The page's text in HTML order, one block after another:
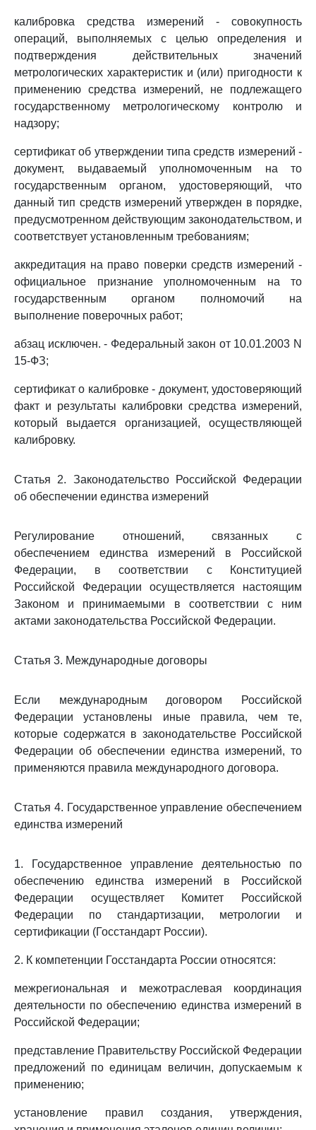
калибровка средства измерений - совокупность
операций, выполняемых с целью определения и
подтверждения действительных значений
метрологических характеристик и (или) пригодности к
применению средства измерений, не подлежащего
государственному метрологическому контролю и
надзору;
сертификат об утверждении типа средств измерений -
документ, выдаваемый уполномоченным на то
государственным органом, удостоверяющий, что
данный тип средств измерений утвержден в порядке,
предусмотренном действующим законодательством, и
соответствует установленным требованиям;
аккредитация на право поверки средств измерений -
официальное признание уполномоченным на то
государственным органом полномочий на
выполнение поверочных работ;
абзац исключен. - Федеральный закон от 10.01.2003 N
15-ФЗ;
сертификат о калибровке - документ, удостоверяющий
факт и результаты калибровки средства измерений,
который выдается организацией, осуществляющей
калибровку.
Статья 2. Законодательство Российской Федерации
об обеспечении единства измерений
Регулирование отношений, связанных с
обеспечением единства измерений в Российской
Федерации, в соответствии с Конституцией
Российской Федерации осуществляется настоящим
Законом и принимаемыми в соответствии с ним
актами законодательства Российской Федерации.
Статья 3. Международные договоры
Если международным договором Российской
Федерации установлены иные правила, чем те,
которые содержатся в законодательстве Российской
Федерации об обеспечении единства измерений, то
применяются правила международного договора.
Статья 4. Государственное управление обеспечением
единства измерений
1. Государственное управление деятельностью по
обеспечению единства измерений в Российской
Федерации осуществляет Комитет Российской
Федерации по стандартизации, метрологии и
сертификации (Госстандарт России).
2. К компетенции Госстандарта России относятся:
межрегиональная и межотраслевая координация
деятельности по обеспечению единства измерений в
Российской Федерации;
представление Правительству Российской Федерации
предложений по единицам величин, допускаемым к
применению;
установление правил создания, утверждения,